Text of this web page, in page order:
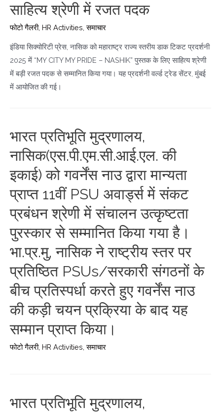
साहित्य श्रेणी में रजत पदक
फोटो गैलरी, HR Activities ,समाचार
इंडिया सिक्योरिटी प्रेस, नासिक को महाराष्ट्र राज्य स्तरीय डाक टिकट प्रदर्शनी
2025 में “MY CITY MY PRIDE – NASHIK” पुस्तक के लिए साहित्य श्रेणी
में बड़ी रजत पदक से सम्मानित किया गया। यह प्रदर्शनी वर्ल्ड ट्रेड सेंटर, मुंबई
में आयोजित की गई।
भारत प्रतिभूति मुद्रणालय,
नासिक(एस.पी.एम.सी.आई.एल. की
इकाई) को गवर्नेंस नाउ द्वारा मान्यता
प्राप्त 11वीं PSU अवार्ड्स में संकट
प्रबंधन श्रेणी में संचालन उत्कृष्टता
पुरस्कार से सम्मानित किया गया है।
भा.प्र.मु, नासिक ने राष्ट्रीय स्तर पर
प्रतिष्ठित PSUs/सरकारी संगठनों के
बीच प्रतिस्पर्धा करते हुए गवर्नेंस नाउ
की कड़ी चयन प्रक्रिया के बाद यह
सम्मान प्राप्त किया।
फोटो गैलरी, HR Activities ,समाचार
भारत प्रतिभूति मुद्रणालय,